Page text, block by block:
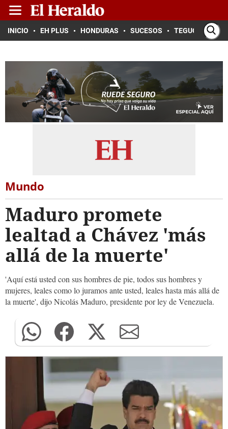
INICIO EH PLUS HONDURAS SUCESOS TEGUCIGALPA
Mundo
Maduro promete
lealtad a Chávez 'más
allá de la muerte'
'Aquí está usted con sus hombres de pie, todos sus hombres y
mujeres, leales como lo juramos ante usted, leales hasta más allá de
la muerte', dijo Nicolás Maduro, presidente por ley de Venezuela.